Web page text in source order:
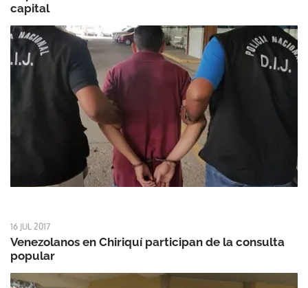
capital
16 JUL 2017
Venezolanos en Chiriquí participan de la consulta
popular